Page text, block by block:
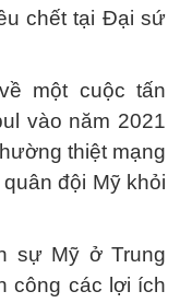
chết tại Đại sứ
một cuộc tấn
vào năm 2021
thiệt mạng
đội Mỹ khỏi
sự Mỹ ở Trung
công các lợi ích